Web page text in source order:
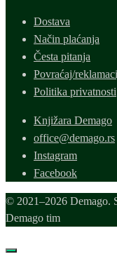
Dostava
Način plaćanja
Česta pitanja
Povraćaj/
Politika privatnosti
Knjižara Demago
office@demago.rs
Instagram
Facebook
© 2021–2026 Demago.
Demago tim